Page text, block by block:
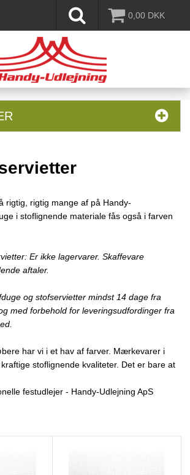
0,00 DKK
rigtig, rigtig mange af på Handy-
i stoflignende materiale fås også i farven
Er ikke lagervarer. Skaffevare
aftaler.
og stofservietter mindst 14 dage fra
med forbehold for leveringsudfordinger fra
har vi i et hav af farver. Mærkevarer i
stoflignende kvaliteter. Det er bare at
festudlejer - Handy-Udlejning ApS